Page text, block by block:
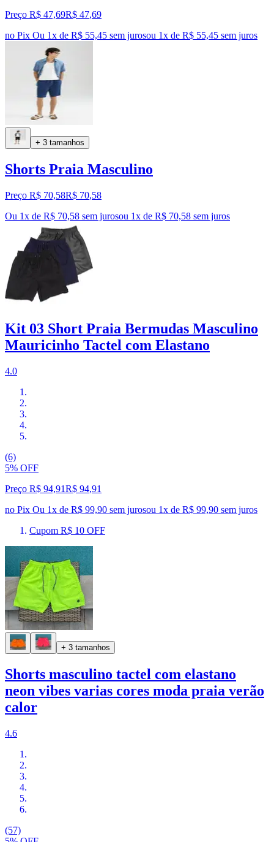
Preço R$ 47,69R$ 47,69
no Pix Ou 1x de R$ 55,45 sem jurosou 1x de R$ 55,45 sem juros
+ 3 tamanhos
Shorts Praia Masculino
Preço R$ 70,58R$ 70,58
Ou 1x de R$ 70,58 sem jurosou 1x de R$ 70,58 sem juros
Kit 03 Short Praia Bermudas Masculino
Mauricinho Tactel com Elastano
4.0
(6)
5% OFF
Preço R$ 94,91R$ 94,91
no Pix Ou 1x de R$ 99,90 sem jurosou 1x de R$ 99,90 sem juros
Cupom R$ 10 OFF
+ 3 tamanhos
Shorts masculino tactel com elastano
neon vibes varias cores moda praia verão
calor
4.6
(57)